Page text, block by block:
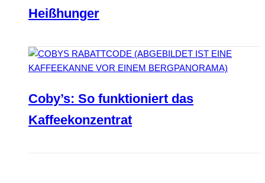
Heißhunger
Coby’s: So funktioniert das
Kaffeekonzentrat